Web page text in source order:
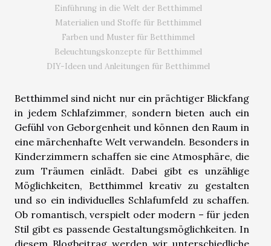
Einführung in die Welt der Betthimmel
Materialien und Stoffe für Betthimmel
Farben und Muster für Betthimmel
Beleuchtungskonzepte für Betthimmel
DIY-Ideen und Anleitungen für Betthimmel
Betthimmel sind nicht nur ein prächtiger Blickfang
in jedem Schlafzimmer, sondern bieten auch ein
Gefühl von Geborgenheit und können den Raum in
eine märchenhafte Welt verwandeln. Besonders in
Kinderzimmern schaffen sie eine Atmosphäre, die
zum Träumen einlädt. Dabei gibt es unzählige
Möglichkeiten, Betthimmel kreativ zu gestalten
und so ein individuelles Schlafumfeld zu schaffen.
Ob romantisch, verspielt oder modern – für jeden
Stil gibt es passende Gestaltungsmöglichkeiten. In
diesem Blogbeitrag werden wir unterschiedliche